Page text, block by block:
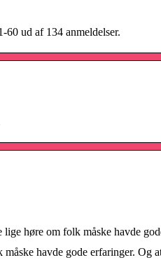
ud af 134 anmeldelser.
høre om folk måske havde
havde gode erfaringer. Og